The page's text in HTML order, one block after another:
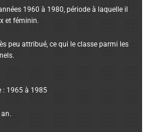
1960 à 1980, période à laquelle il
et féminin.
peu attribué, ce qui le classe parmi les
: 1965 à 1985